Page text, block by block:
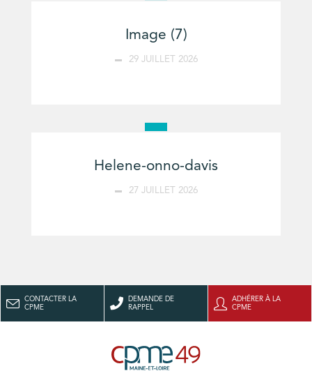
Image (7)
29 JUILLET 2026
Helene-onno-davis
27 JUILLET 2026
CONTACTER LA
CPME
DEMANDE DE
RAPPEL
ADHÉRER À LA
CPME